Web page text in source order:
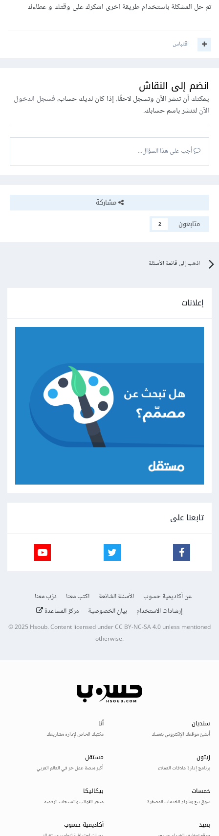
تم حل المشكلة باستخدام طريقة اخرى اشكرك على وقتك و عطاءك
اقتباس
انضم إلى النقاش
يمكنك أن تنشر الآن وتسجل لاحقًا. إذا كان لديك حساب،فسجل الدخول
الآنلتنشر باسم حسابك.
أجب على هذا السؤال...
مشاركة
متابعون
2
اذهب إلى قائمة الأسئلة
إعلانات
تابعنا على
عن أكاديمية حسوب الأسئلة الشائعة اكتب معنا
درّب معنا
إرشادات الاستخدام
بيان الخصوصية مركز المساعدة
© 2025Hsoub.Content licensed underCC BY-NC-SA 4.0unless mentioned
otherwise.